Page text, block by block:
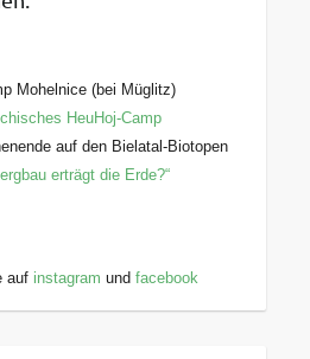
Mohelnice (bei Müglitz)
HeuHoj-Camp
auf den Bielatal-Biotopen
erträgt die Erde?“
auf instagram undfacebook